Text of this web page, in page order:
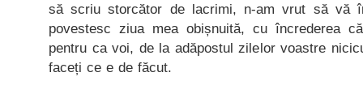
să scriu storcător de lacrimi, n-am vrut să vă
povestesc ziua mea obișnuită, cu încrederea
pentru ca voi, de la adăpostul zilelor voastre
faceți ce e de făcut.